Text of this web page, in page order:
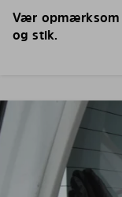
Vær opmærksom
og stik.